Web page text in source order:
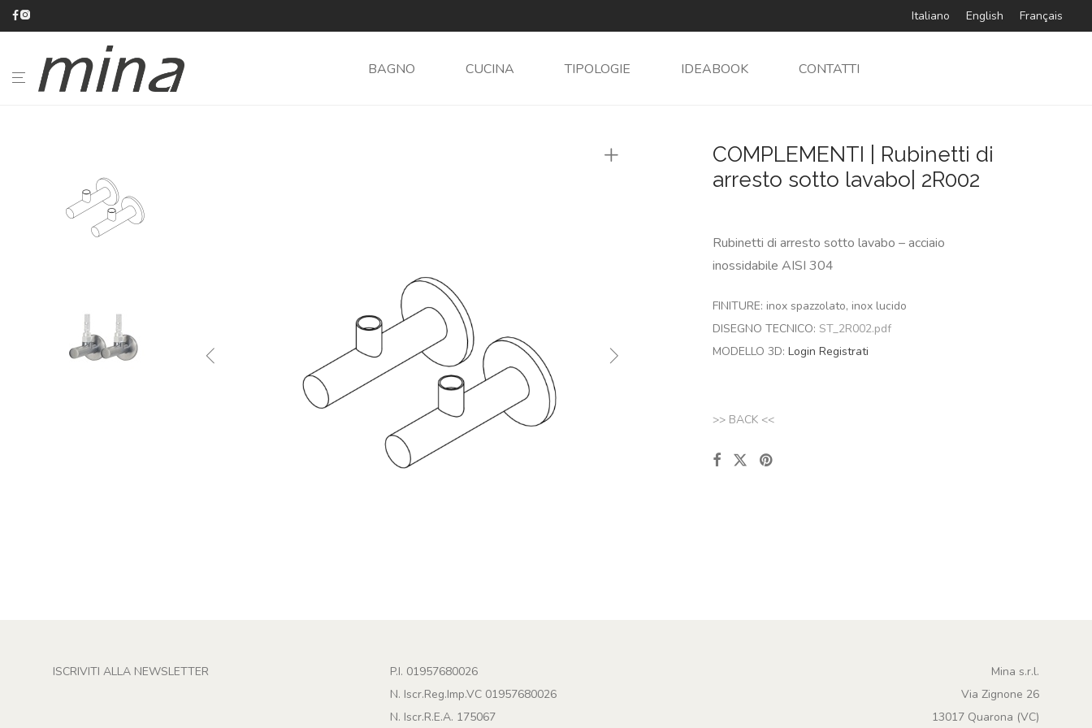
Italiano English Français
BAGNO CUCINA TIPOLOGIE IDEABOOK CONTATTI
COMPLEMENTI | Rubinetti di
arresto sotto lavabo| 2R002
Rubinetti di arresto sotto lavabo – acciaio
inossidabile AISI 304
FINITURE: inox spazzolato, inox lucido
DISEGNO TECNICO: ST_2R002.pdf
MODELLO 3D: Login Registrati
>> BACK <<
ISCRIVITI ALLA NEWSLETTER
P.I. 01957680026
N. Iscr.Reg.Imp.VC 01957680026
N. Iscr.R.E.A. 175067
Mina s.r.l.
Via Zignone 26
13017 Quarona (VC)
CATALOGHI